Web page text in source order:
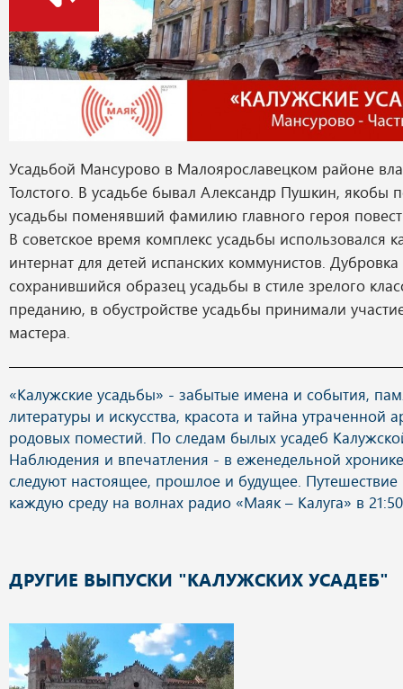
Усадьбой Мансурово в Малоярославецком районе
Толстого. В усадьбе бывал Александр Пушкин, якобы
усадьбы поменявший фамилию главного героя
В советское время комплекс усадьбы использовался
интернат для детей испанских коммунистов.
сохранившийся образец усадьбы в стиле зрелого
преданию, в обустройстве усадьбы принимали
мастера.
«Калужские усадьбы» - забытые имена и события,
литературы и искусства, красота и тайна утраченной
родовых поместий. По следам былых усадеб
Наблюдения и впечатления - в еженедельной
следуют настоящее, прошлое и будущее. Путешествие
каждую среду на волнах радио «Маяк – Калуга» в
ДРУГИЕ ВЫПУСКИ "КАЛУЖСКИХ УСАДЕБ"